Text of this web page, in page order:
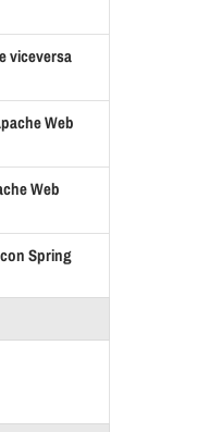
viceversa
Web
Web
Spring